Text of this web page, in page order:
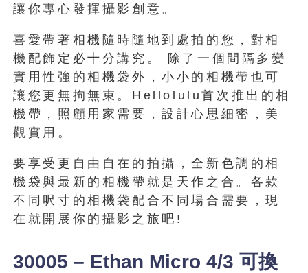
讓你專心發揮攝影創意。
喜愛帶著相機隨時隨地到處拍的您，對相
機配飾定必十分講究。 除了一個間隔多變
實用性強的相機袋外，小小的相機帶也可
讓您更無拘無束。Hellolulu首次推出的相
機帶，照顧用家需要，設計心思細密，美
觀實用。
要享受更自由自在的拍攝，全新色調的相
機袋與最新的相機帶就是天作之合。各款
不同呎寸的相機袋配合不同場合需要，現
在就開展你的攝影之旅吧!
30005 – Ethan Micro 4/3 可換